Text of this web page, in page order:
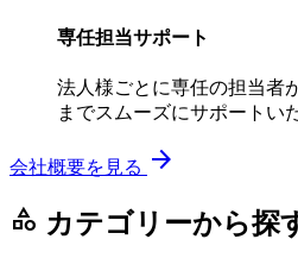
専任担当サポート
法人様ごとに専任の担当者
までスムーズにサポートい
会社概要を見る arrow_forward
category カテゴリーから探